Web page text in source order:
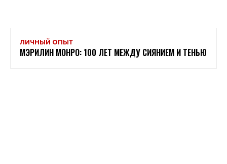
ЛИЧНЫЙ ОПЫТ
МЭРИЛИН МОНРО: 100 ЛЕТ МЕЖДУ СИЯНИЕМ И ТЕНЬЮ